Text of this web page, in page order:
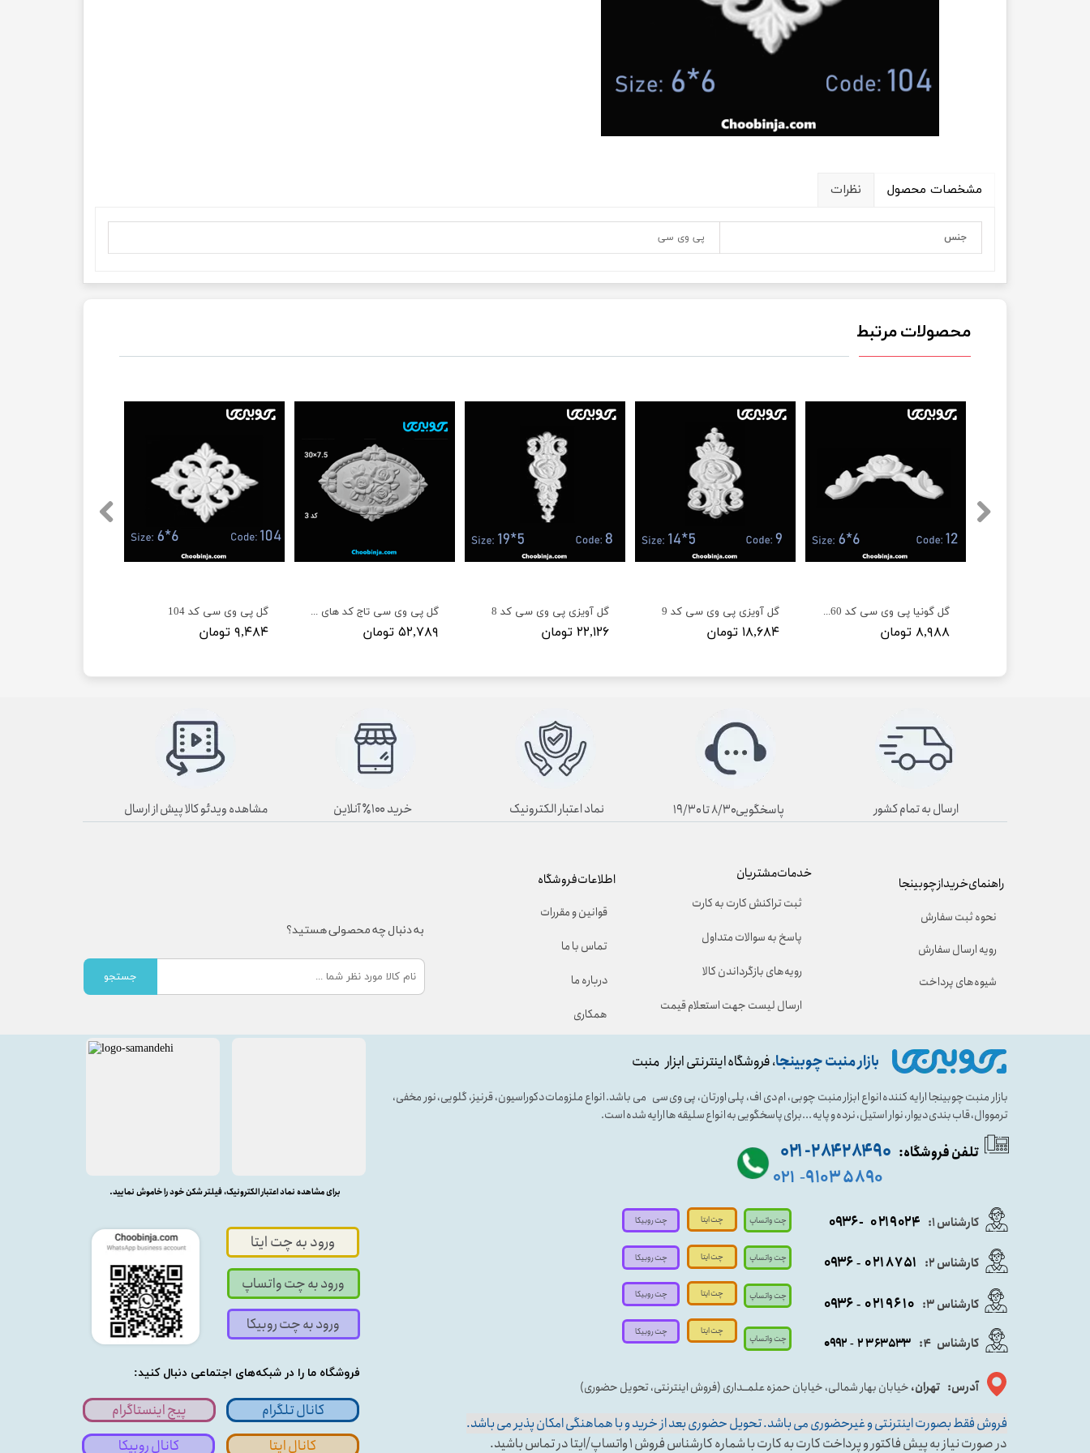
مشخصات محصول نظرات
جنس پی وی سی
محصولات مرتبط
گل پی وی سی کد 104
۹,۴۸۴ تومان
گل پی وی سی تاج کد های (P1069 و P1070 و P1075) عرض (12 تا 22) سانت
۵۲,۷۸۹ تومان
گل آویزی پی وی سی کد 8
۲۲,۱۲۶ تومان
گل آویزی پی وی سی کد 9
۱۸,۶۸۴ تومان
گل گونیا پی وی سی کد C60 عرض 7 سانت
۸,۹۸۸ تومان
بازار منبت چوبینجا، فروشگاه اینترنتی ابزار منبت
فروشگاه ما را در شبکه‌های اجتماعی دنبال کنید:
بازار منبت چوبینجا ارایه کننده انواع ابزار منبت چوبی، ام دی اف، پلی اورتان، پی وی سی می باشد. انواع ملزومات دکوراسیون، قرنیز، گلویی، نور مخفی،
ترمووال، قاب بندی دیوار، نوار استیل، نرده و پایه ...برای پاسخگویی به انواع سلیقه ها ارایه شده است.
کارشناس ۱: ۰۲۱۹۰۲۴ - ۰۹۳۶
آدرس: تهران،خیابان بهار شمالی، خیابان حمزه علمــداری (فروش اینترنتی، تحویل حضوری)
ورود به چت ایتا
ورود به چت واتساپ
تلفن فروشگاه: ۹۰ ۲۸۴ ۲۸۴- ۰۲۱
۵۸۹۰ ۹۱۰۳ -۰۲۱
کارشناس ۳: ۰۲۱۹۶۱۰ -۰۹۳۶
فروش فقط بصورت اینترنتی و غیرحضوری می باشد. تحویل حضوری بعد از خرید و با هماهنگی امکان پذیر می باشد.
در صورت نیاز به پیش فاکتور و پرداخت کارت به کارت با شماره کارشناس فروش ۱ واتساپ/ایتا در تماس باشید.
برای مشاهده نماد اعتبار الکترونیک، فیلتر شکن خود را خاموش نمایید.
پیج اینستاگرام کانال تلگرام
کارشناس ۲: ۰۲۱۸۷۵۱ - ۰۹۳۶
کانال ایتا کانال روبیکا
ورود به چت روبیکا
کارشناس 4
: ۲۳۶۳۵۳۳ - ۰۹۹۲
چت واتساپ
چت واتساپ
چت واتساپ
چت واتساپ
چت ایتا
چت ایتا
چت ایتا
چت ایتا
چت روبیکا
چت روبیکا
چت روبیکا
چت روبیکا
راهنمای خرید از چوبینجا
نحوه ثبت سفارش
رویه ارسال سفارش
شیوه‌های پرداخت
خدمات مشتریان
ثبت تراکنش کارت به کارت
پاسخ به سوالات متداول
رویه‌های بازگرداندن کالا
ارسال لیست جهت استعلام قیمت
اطلاعات فروشگاه
قوانین و مقررات
تماس با ما
درباره ما
همکاری
به دنبال چه محصولی هستید؟
جستجو
ارسال به تمام کشور پاسخگویی۸/۳۰ تا ۱۹/۳۰ نماد اعتبار الکترونیک خرید ۱۰۰٪ آنلاین مشاهده ویدئو کالا پیش از ارسال